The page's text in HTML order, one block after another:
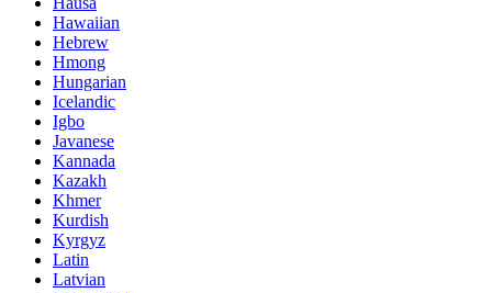
Hawaiian
Hebrew
Hmong
Hungarian
Icelandic
Igbo
Javanese
Kannada
Kazakh
Khmer
Kurdish
Kyrgyz
Latin
Latvian